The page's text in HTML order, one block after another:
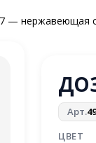
— нержавеющая
Арт.
ЦВЕТ